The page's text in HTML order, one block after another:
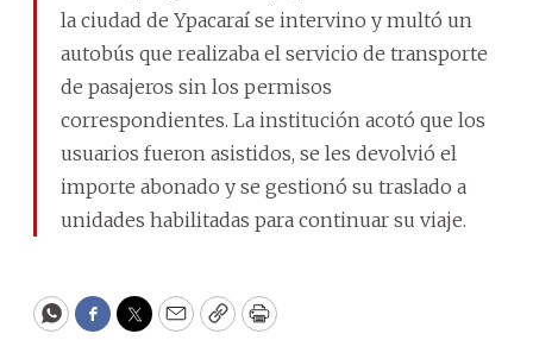
la ciudad de Ypacaraí se intervino y multó un
autobús que realizaba el servicio de transporte
de pasajeros sin los permisos
correspondientes. La institución acotó que los
usuarios fueron asistidos, se les devolvió el
importe abonado y se gestionó su traslado a
unidades habilitadas para continuar su viaje.
WhatsApp
Facebook
Twitter
EmailCopyPrint